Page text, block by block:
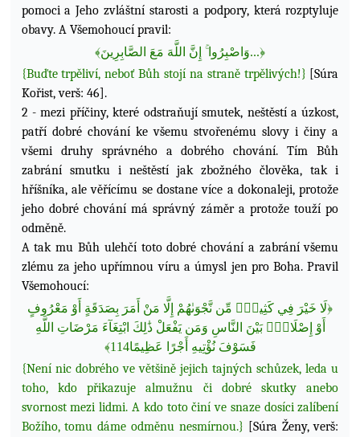
pomoci a Jeho zvláštní starosti a podpory, která rozptyluje
obavy. A Všemohoucí pravil:
﴿...وَ صْبِرُواۚ إِنَّ للَّهَ مَعَ لصَّابِرِينَ﴾
{Buďte trpěliví, neboť Bůh stojí na straně trpělivých!} [Súra
Kořist, verš: 46].
2 - mezi příčiny, které odstraňují smutek, neštěstí a úzkost,
patří dobré chování ke všemu stvořenému slovy i činy a
všemi druhy správného a dobrého chování. Tím Bůh
zabrání smutku i neštěstí jak zbožného člověka, tak i
hříšníka, ale věřícímu se dostane více a dokonaleji, protože
jeho dobré chování má správný záměr a protože touží po
odměně.
A tak mu Bůh ulehčí toto dobré chování a zabrání všemu
zlému za jeho upřímnou víru a úmysl jen pro Boha. Pravil
Všemohoucí:
﴿لَا خَيْرَ فِي كَثِيرٍۢ مِّن نَّجْوَىٰهُمْ إِلَّا مَنْ أَمَرَ بِصَدَقَةٍ أَوْ مَعْرُوفٍ
أَوْ إِصْلَاحٍۢ بَيْنَ لنَّاسِ وَمَن يَفْعَلْ ذَٰلِكَ ابْتِغَآءَ مَرْضَاتِ للَّهِ
فَسَوْفَ نُؤْتِيهِ أَجْرًا عَظِيمًا114﴾
{Není nic dobrého ve většině jejich tajných schůzek, leda u
toho, kdo přikazuje almužnu či dobré skutky anebo
svornost mezi lidmi. A kdo toto činí ve snaze dosíci zalíbení
Božího, tomu dáme odměnu nesmírnou.} [Súra Ženy, verš: